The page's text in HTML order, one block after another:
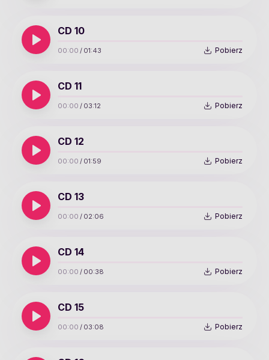
CD 10
00:00 / 01:43 Pobierz
CD 11
00:00 / 03:12 Pobierz
CD 12
00:00 / 01:59 Pobierz
CD 13
00:00 / 02:06 Pobierz
CD 14
00:00 / 00:38 Pobierz
CD 15
00:00 / 03:08 Pobierz